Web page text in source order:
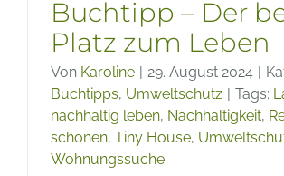
Buchtipp – Der
Platz zum Leben
Von Karoline | 29. August 2024 |
Buchtipps, Umweltschutz | Tags:
nachhaltig leben, Nachhaltigkeit,
schonen, Tiny House,
Wohnungssuche